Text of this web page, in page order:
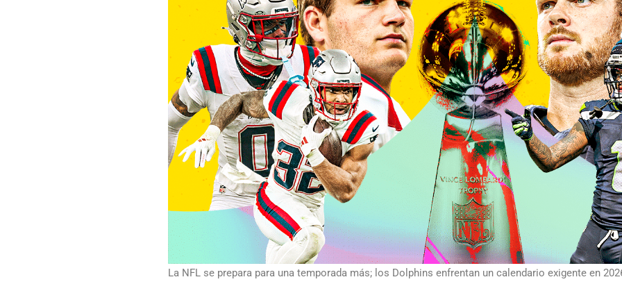
La NFL se prepara para una temporada más; los Dolphins enfrentan un calendario exigente en